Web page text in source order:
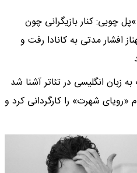
»پل چوبی: کنار بازیگرانی چون
افشار مدتی به کانادا رفت و
انگلیسی در تئاتر آشنا شد
شهرت» را کارگردانی کرد و